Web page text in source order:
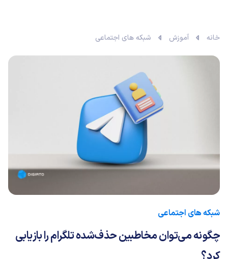
خانه آموزش شبکه های اجتماعی
شبکه های اجتماعی
چگونه می‌توان مخاطبین حذف‌شده تلگرام را بازیابی